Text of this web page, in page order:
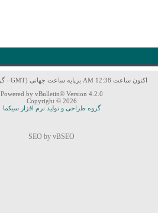
اکنون ساعت 12:38 AM برپایه ساعت جهانی (GMT - گرینویچ) می باشد.
Powered by vBulletin® Version 4.2.0
Copyright © 2026
گروه طراحی و تولید نرم افزار سیکما
SEO by vBSEO